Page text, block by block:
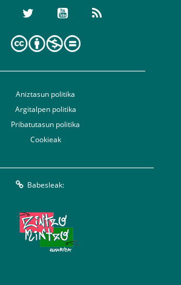
Aniztasun politika
Argitalpen politika
Pribatutasun politika
Cookieak
Babesleak: